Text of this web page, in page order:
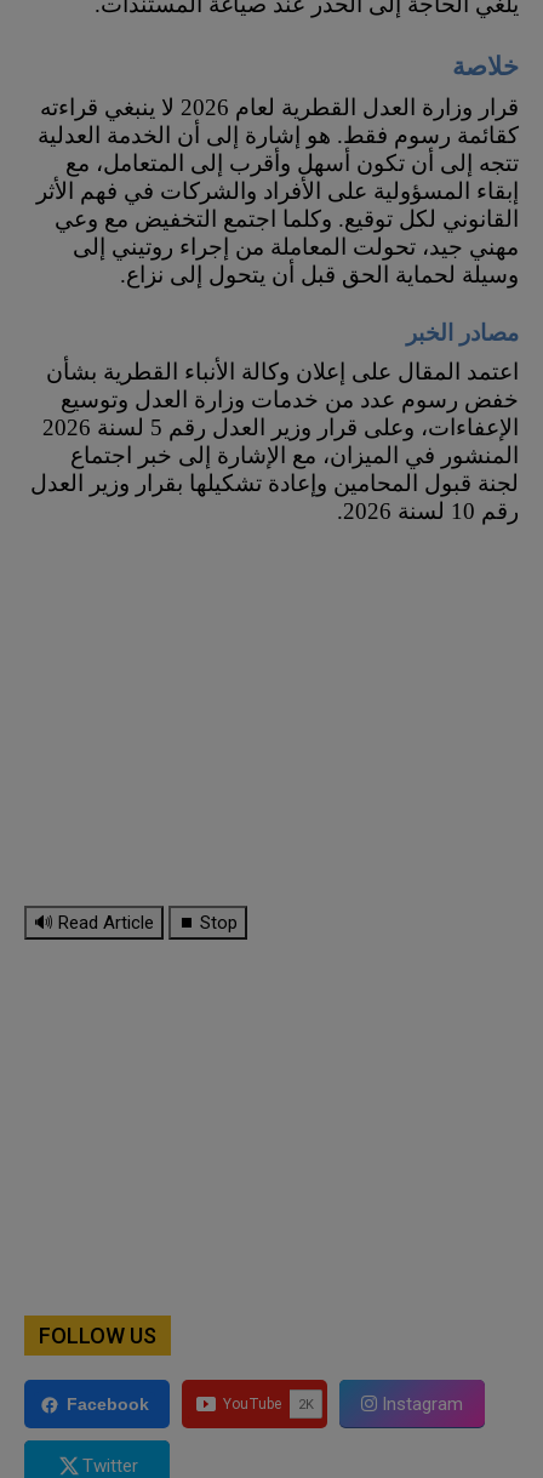
خلاصة
قرار وزارة العدل القطرية لعام 2026 لا ينبغي قراءته
كقائمة رسوم فقط. هو إشارة إلى أن الخدمة العدلية
تتجه إلى أن تكون أسهل وأقرب إلى المتعامل، مع
إبقاء المسؤولية على الأفراد والشركات في فهم الأثر
القانوني لكل توقيع. وكلما اجتمع التخفيض مع وعي
مهني جيد، تحولت المعاملة من إجراء روتيني إلى
وسيلة لحماية الحق قبل أن يتحول إلى نزاع.
مصادر الخبر
اعتمد المقال على إعلان وكالة الأنباء القطرية بشأن
خفض رسوم عدد من خدمات وزارة العدل وتوسيع
الإعفاءات، وعلى قرار وزير العدل رقم 5 لسنة 2026
المنشور في الميزان، مع الإشارة إلى خبر اجتماع
لجنة قبول المحامين وإعادة تشكيلها بقرار وزير العدل
رقم 10 لسنة 2026.
🔊 Read Article ⏹ Stop
FOLLOW US
Facebook Instagram
Twitter